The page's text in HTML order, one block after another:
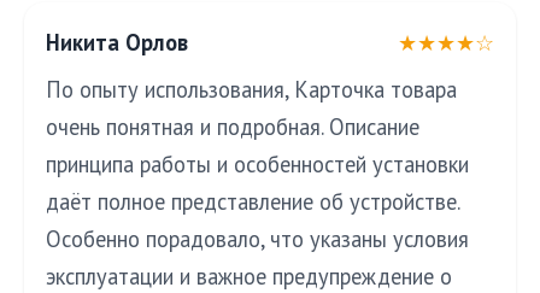
Никита Орлов
★★★★☆
По опыту использования, Карточка товара
очень понятная и подробная. Описание
принципа работы и особенностей установки
даёт полное представление об устройстве.
Особенно порадовало, что указаны условия
эксплуатации и важное предупреждение о